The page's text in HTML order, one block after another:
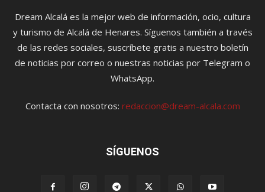
Dream Alcalá es la mejor web de información, ocio, cultura
y turismo de Alcalá de Henares. Síguenos también a través
de las redes sociales, suscríbete gratis a nuestro boletín
de noticias por correo o nuestras noticias por Telegram o
WhatsApp.
Contacta con nosotros: redaccion@dream-alcala.com
SÍGUENOS